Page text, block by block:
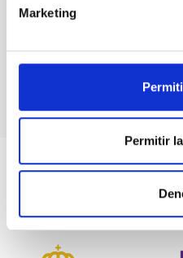
Marketing
Permitir